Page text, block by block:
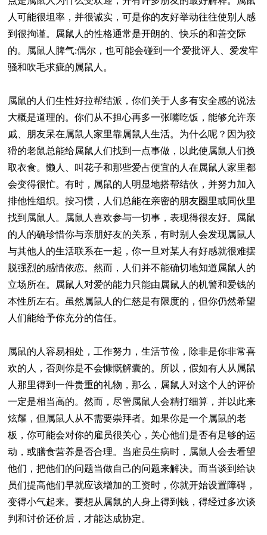
人可能很坦率，并很诚实，可是你的友好举动往往使别人感
到很拘谨。属鼠人的性格通常是开朗的、快乐的和善交际
的。属鼠人脾气:偶尔，也可能会碰到一个爱批评人、爱发牢
骚和吹毛求疵的属鼠人。
属鼠的人们生性好拉帮结派，你们关于人多有安全感的说法
大概是道理的。你们从不担心再多一张嘴吃饭，能够允许亲
戚、朋友呆在属鼠人家里靠属鼠人生活。为什么呢？因为狡
猾的老鼠总能给属鼠人们找到一点事做，以此使属鼠人们换
取衣食。懒人、叫花子和那些爱占便宜的人在属鼠人家里都
会变得很忙。有时，属鼠的人明显地搭帮结伙，并努力加入
排他性组织。按习惯，人们总能在亲密的朋友圈里或同伙里
找到属鼠人。属鼠人喜欢参与一切事，表现得很友好。属鼠
的人的确珍惜你与亲朋好友的关系，有时别人会发现属鼠人
与其他人的生活联系在一起，你一旦对某人有好感就很难摆
脱强烈的感情依恋。然而，人们并不能确切地知道属鼠人的
立场所在。属鼠人对爱的能力只能由属鼠人的机警和爱钱的
本性所左右。虽然属鼠人的仁慈是有限度的，但你仍然希望
人们能给予你充分的信任。
属鼠的人容易相处，工作努力，生活节俭，除非是你非常喜
欢的人，否则你是不会慷慨解囊的。所以，假如有人从属鼠
人那里得到一件贵重的礼物，那么，属鼠人对这个人的评价
一定是相当高的。然而，尽管属鼠人会精打细算，并以此来
炫耀，但属鼠人从不需要崇拜者。如果你是一个属鼠的老
板，你可能会对你的雇员很关心，关心他们是否有足够的运
动，或膳食营养是否合理。当雇员生病时，属鼠人会去看望
他们，把他们的问题当做自己的问题来解决。而当谈到给诀
员们提高他们早就应该增加的工资时，你就开始设置障碍，
变得小气起来。要想从属鼠的人身上得到钱，得经过多次谈
判和讨价还价后，才能达成协定。